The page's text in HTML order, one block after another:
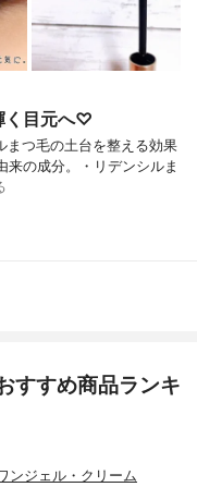
く目元へ♡
つ毛の土台を整える効果
来の成分。・リデンシルま
すすめ商品ランキ
ンジェル・クリーム